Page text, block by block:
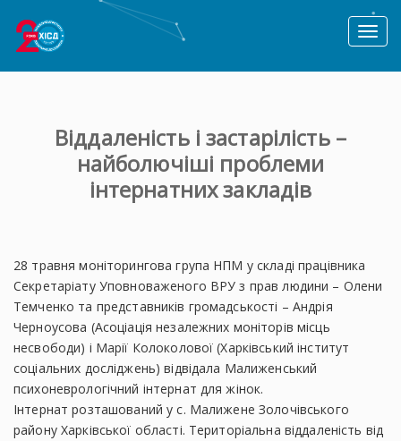
Toggle
Віддаленість і застарілість –
найболючіші проблеми
інтернатних закладів
28 травня моніторингова група НПМ у складі працівника
Секретаріату Уповноваженого ВРУ з прав людини – Олени
Темченко та представників громадськості – Андрія
Черноусова (Асоціація незалежних моніторів місць
несвободи) і Марії Колоколової (Харківський інститут
соціальних досліджень) відвідала Малиженський
психоневрологічний інтернат для жінок.
Інтернат розташований у с. Малижене Золочівського
району Харківської області. Територіальна віддаленість від